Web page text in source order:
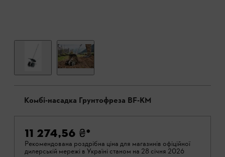
Комбі-насадка Грунтофреза BF-KM
11 274,56 ₴*
Рекомендована роздрібна ціна для магазинів офіційної
дилерській мережі в Україні станом на 28 січня 2026